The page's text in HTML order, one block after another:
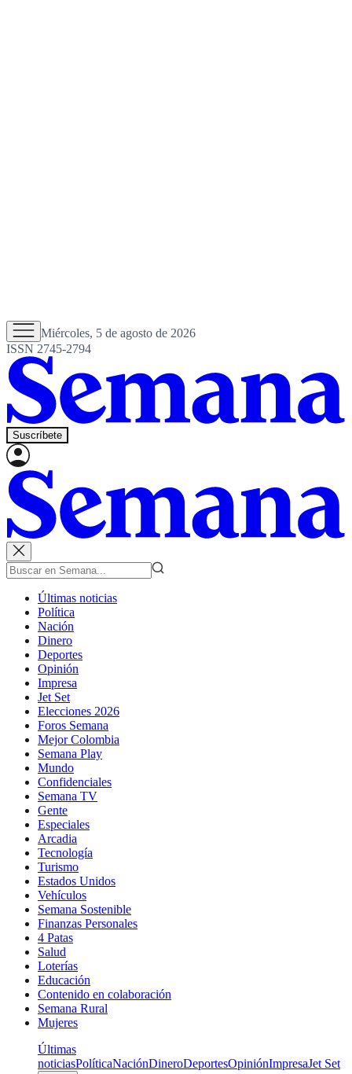
Miércoles, 5 de agosto de 2026
ISSN 2745-2794
Suscríbete
Últimas noticias
Política
Nación
Dinero
Deportes
Opinión
Impresa
Jet Set
Elecciones 2026
Foros Semana
Mejor Colombia
Semana Play
Mundo
Confidenciales
Semana TV
Gente
Especiales
Arcadia
Tecnología
Turismo
Estados Unidos
Vehículos
Semana Sostenible
Finanzas Personales
4 Patas
Salud
Loterías
Educación
Contenido en colaboración
Semana Rural
Mujeres
Últimas
noticiasPolíticaNaciónDineroDeportesOpiniónImpresaJet Set